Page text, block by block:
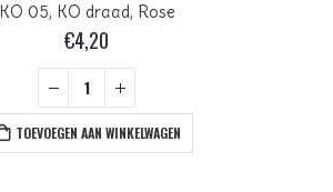
KO 05, KO draad, Rose
€4,20
TOEVOEGEN AAN WINKELWAGEN